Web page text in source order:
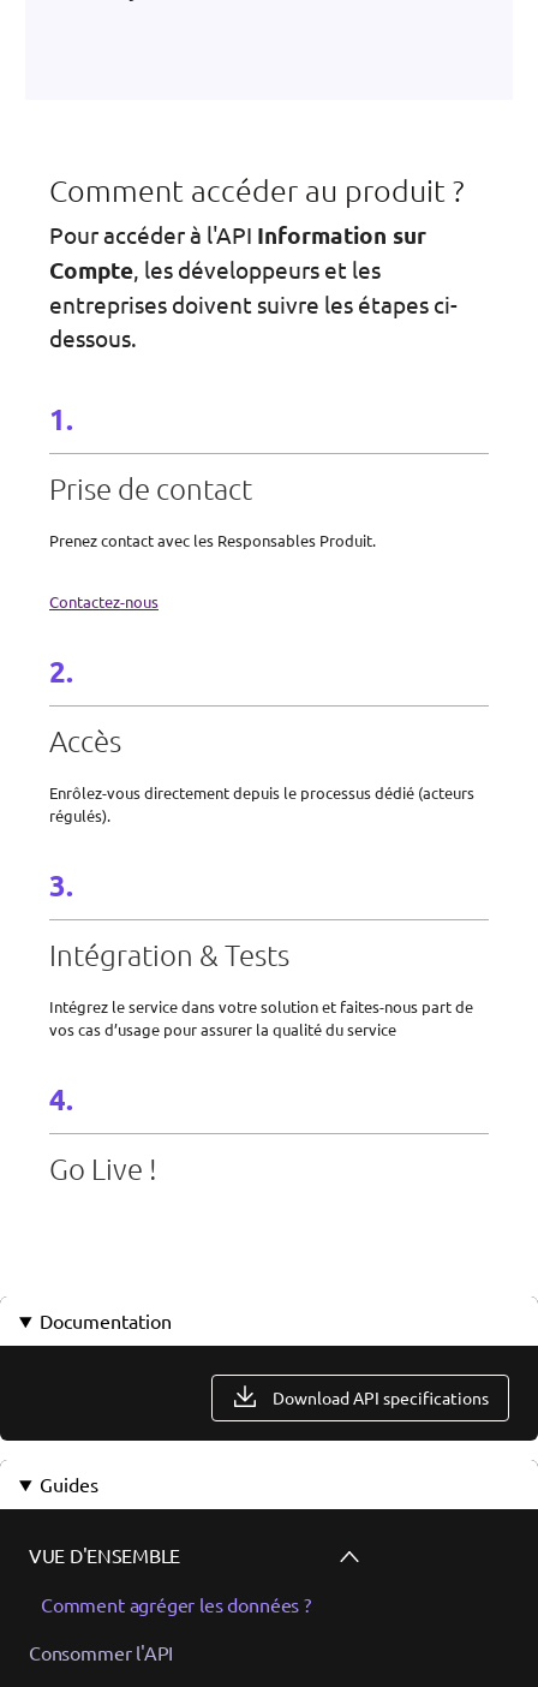
Comment accéder au produit ?
Pour accéder à l'API Information sur
Compte, les développeurs et les
entreprises doivent suivre les étapes ci-
dessous.
Prise de contact
Prenez contact avec les Responsables Produit.
Contactez-nous
Accès
Enrôlez-vous directement depuis le processus dédié (acteurs
régulés).
Intégration & Tests
Intégrez le service dans votre solution et faites-nous part de
vos cas d’usage pour assurer la qualité du service
Go Live !
Documentation
Download API specifications
Guides
VUE D'ENSEMBLE
Comment agréger les données ?
Consommer l'API